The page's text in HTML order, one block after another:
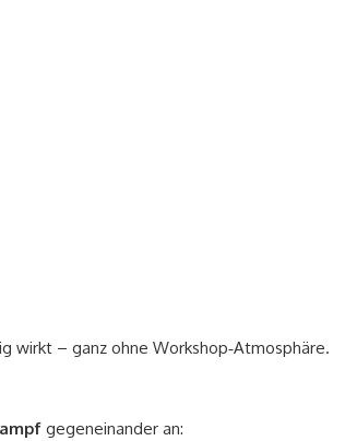
wirkt – ganz ohne Workshop‑Atmosphäre.
gegeneinander an: